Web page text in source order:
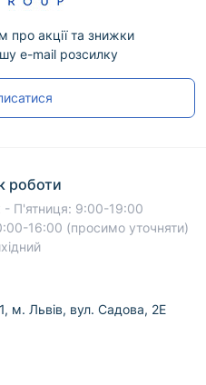
про акції та знижки
e-mail розсилку
роботи
- П'ятниця: 9:00-19:00
16:00 (просимо уточняти)
м. Львів, вул. Садова, 2Е